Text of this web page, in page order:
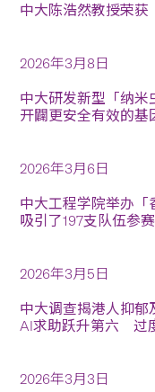
中大陈浩然教授荣获
2026年3月8日
中大研发新型「纳米
开闢更安全有效的基
2026年3月6日
中大工程学院举办「
吸引了197支队伍参
2026年3月5日
中大调查揭港人抑
AI求助跃升第六 过
2026年3月3日